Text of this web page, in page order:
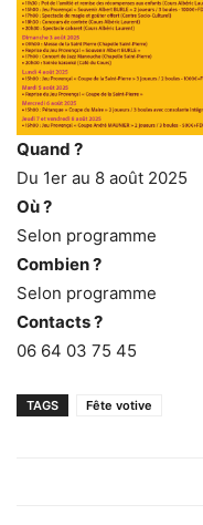
Quand ?
Du 1er au 8 août 2025
Où ?
Selon programme
Combien ?
Selon programme
Contacts ?
06 64 03 75 45
TAGS Fête votive